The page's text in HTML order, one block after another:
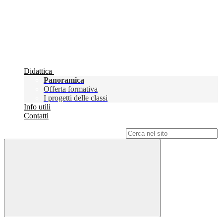
Didattica
Panoramica
Offerta formativa
I progetti delle classi
Info utili
Contatti